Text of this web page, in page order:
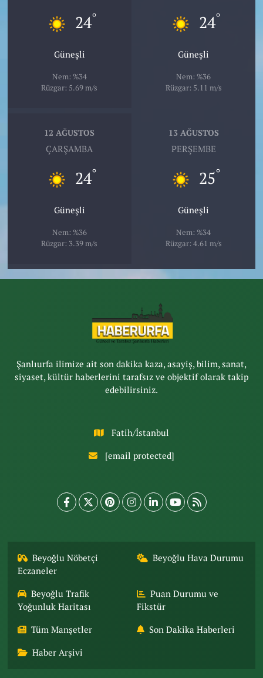
24°
Güneşli
Nem: %34
Rüzgar: 5.69 m/s
24°
Güneşli
Nem: %36
Rüzgar: 5.11 m/s
12 AĞUSTOS
ÇARŞAMBA
24°
Güneşli
Nem: %36
Rüzgar: 3.39 m/s
13 AĞUSTOS
PERŞEMBE
25°
Güneşli
Nem: %34
Rüzgar: 4.61 m/s
Şanlıurfa ilimize ait son dakika kaza, asayiş, bilim, sanat,
siyaset, kültür haberlerini tarafsız ve objektif olarak takip
edebilirsiniz.
Fatih/İstanbul
[email protected]
Beyoğlu Nöbetçi
Eczaneler
Beyoğlu Hava Durumu
Beyoğlu Trafik
Yoğunluk Haritası
Puan Durumu ve
Fikstür
Tüm Manşetler Son Dakika Haberleri
Haber Arşivi